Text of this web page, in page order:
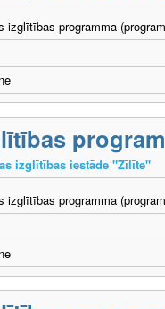
izglītības programma
izglītības iestāde "Zīlīte"
izglītības programma